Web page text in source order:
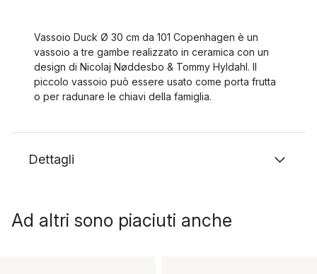
Vassoio Duck Ø 30 cm da 101 Copenhagen è un
vassoio a tre gambe realizzato in ceramica con un
design di Nicolaj Nøddesbo & Tommy Hyldahl. Il
piccolo vassoio può essere usato come porta frutta
o per radunare le chiavi della famiglia.
Dettagli
Ad altri sono piaciuti anche